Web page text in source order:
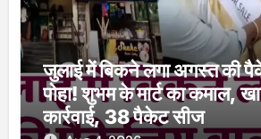
जुलाई में बिकने लगा अगस्त की
पोहा! शुभम के मार्ट का कमाल,
कार्रवाई, 38 पैकेट सीज